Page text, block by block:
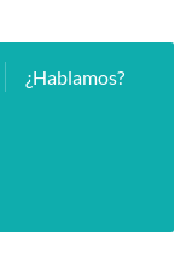
¿Hablamos?